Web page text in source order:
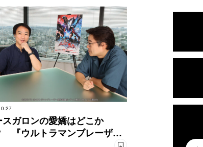
スガロンの愛嬌はどこか
『ウルトラマンブレーザ